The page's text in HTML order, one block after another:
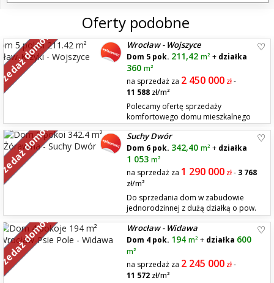
Oferty podobne
domów Wrocław - Wojszyce
Dom 5 pok. 211,42m² + działka
360m²
na sprzedaż za 2 450 000 zł-
11 588 zł/m²
Polecamy ofertę sprzedaży
komfortowego domu mieszkalnego
usytuowanego w dzielnicy Krzyki, na
osiedlu Wojszyce. Miejsce ciche i spokojne, z bezpośrednim dostępem
do zielonego, zadrzewionego skweru. Budynek mieszkalny zrealizowany
został jako segment skrajny. Funkcjonalnie wyróżnić w nim można: hol, ...
domów Suchy Dwór
Dom 6 pok. 342,40m² + działka
1 053m²
na sprzedaż za 1 290 000 zł- 3 768
zł/m²
Do sprzedania dom w zabudowie
jednorodzinnej z dużą działką o pow.
1053 m2. Dom jest położony w
miejscowości Suchy Dwór w niedalekiej odległości od Wrocławia. Dom
dwukondygnacyjny o powierzchni całkowitej 342.4 m2. Powierzchnia
zabudowy + tarasy 275,9 m2 Powierzchnia użytkowa 166,6 m2 + garaż
36,6...domów Wrocław - Widawa
Dom 4 pok. 194m² + działka 600
m²
na sprzedaż za 2 245 000 zł-
11 572 zł/m²